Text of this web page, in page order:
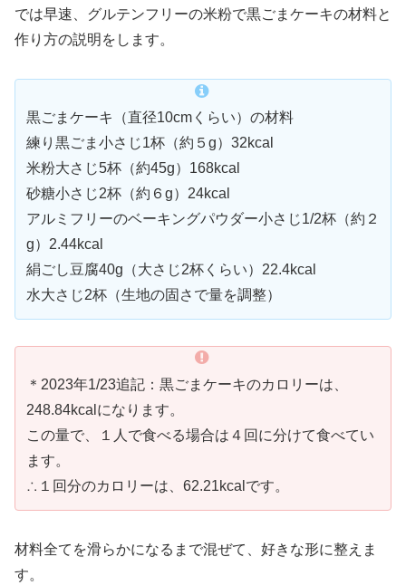
では早速、グルテンフリーの米粉で黒ごまケーキの材料と
作り方の説明をします。
黒ごまケーキ（直径10cmくらい）の材料
練り黒ごま小さじ1杯（約５g）32kcal
米粉大さじ5杯（約45g）168kcal
砂糖小さじ2杯（約６g）24kcal
アルミフリーのベーキングパウダー小さじ1/2杯（約２
g）2.44kcal
絹ごし豆腐40g（大さじ2杯くらい）22.4kcal
水大さじ2杯（生地の固さで量を調整）
＊2023年1/23追記：黒ごまケーキのカロリーは、
248.84kcalになります。
この量で、１人で食べる場合は４回に分けて食べてい
ます。
∴１回分のカロリーは、62.21kcalです。
材料全てを滑らかになるまで混ぜて、好きな形に整えま
す。